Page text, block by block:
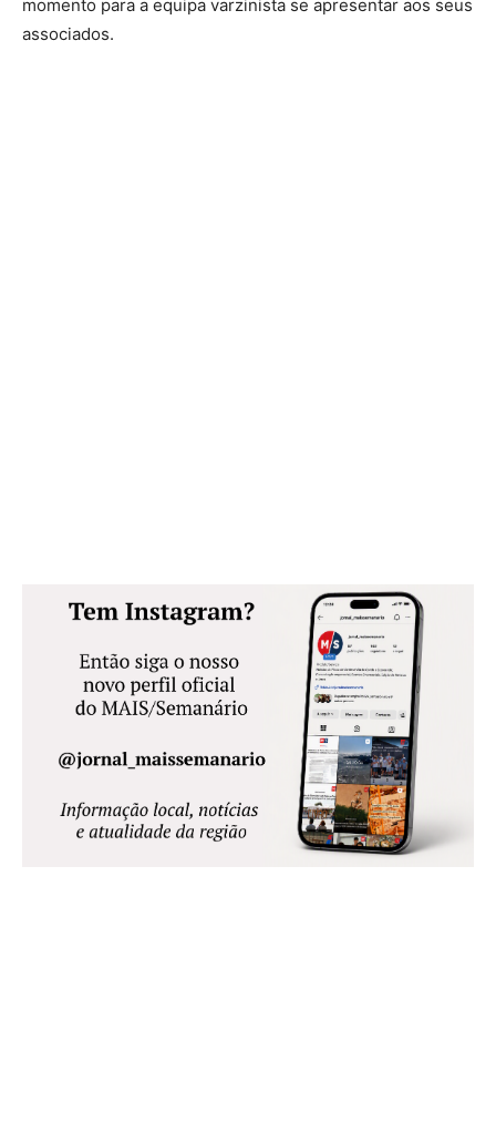
momento para a equipa varzinista se apresentar aos seus
associados.